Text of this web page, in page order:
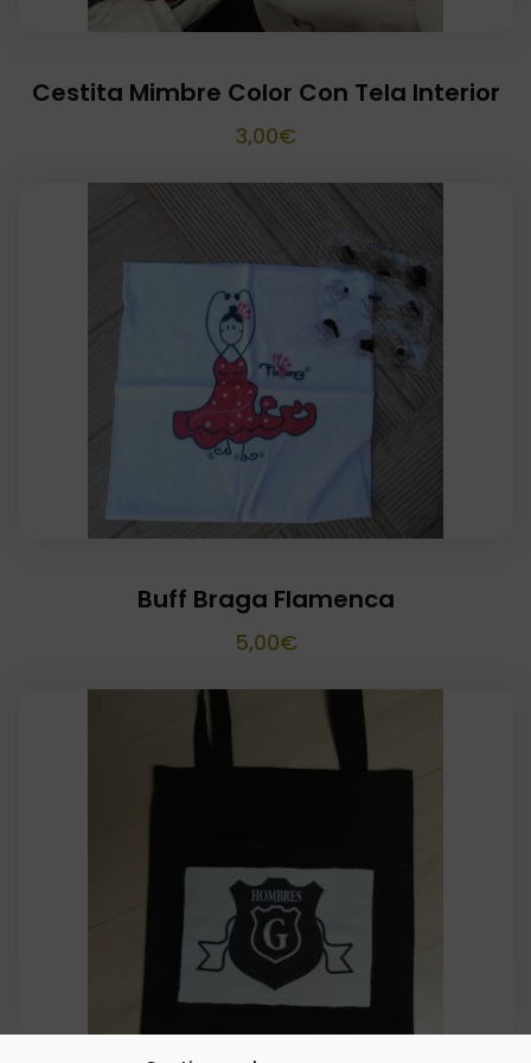
Cestita Mimbre Color Con Tela Interior
3,00€
Buff Braga Flamenca
5,00€